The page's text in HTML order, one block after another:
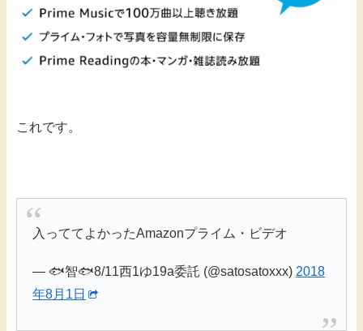
これです。
入っててよかったAmazonプライム・ビデオ
— 🐟智🐟8/11西1ゆ19a委託 (@satosatoxxx) 2018
年8月1日